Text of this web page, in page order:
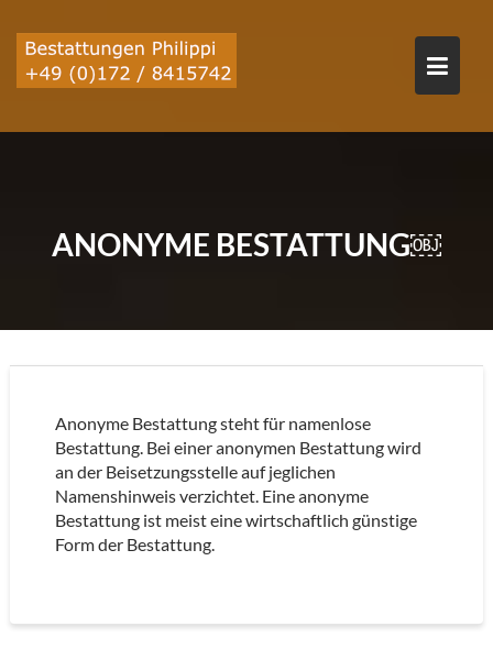
content
ANONYME BESTATTUNG￼
Anonyme Bestattung steht für namenlose
Bestattung. Bei einer anonymen Bestattung wird
an der Beisetzungsstelle auf jeglichen
Namenshinweis verzichtet. Eine anonyme
Bestattung ist meist eine wirtschaftlich günstige
Form der Bestattung.